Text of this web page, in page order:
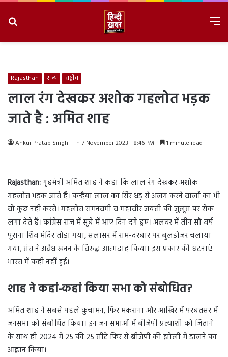
Rajasthan राज्य राष्ट्रीय
लाल रंग देखकर अशोक गहलोत भड़क
जाते है : अमित शाह
Ankur Pratap Singh 7 November 2023 - 8:46 PM 1 minute read
Rajasthan:गृहमंत्री अमित शाह ने कहा कि लाल रंग देखकर अशोक
गहलोत भड़क जाते हैं। कन्हैया लाल का सिर धड़ से अलग करने वालों का भी
वो कुछ नहीं करते। गहलोत रामनवमी व महावीर जयंती की जुलूस पर रोक
लगा देते हैं। कांग्रेस राज में सूबे में आए दिन दंगे हुए। अलवर में तीन सौ वर्ष
पुराना शिव मंदिर तोड़ा गया, सलासर में राम-दरबार पर बुलडोजर चलाया
गया, संत ने अवैध खनन के विरुद्ध आत्मदाह किया। इस प्रकार की घटनाएं
भारत में कहीं नहीं हुई।
शाह ने कहां-कहां किया सभा को संबोधित?
अमित शाह ने सबसे पहले कुचामन, फिर मकराना और आखिर में परबतसर में
जनसभा को संबोधित किया। इन जन सभाओं में बीजेपी प्रत्याशी को जिताने
के साथ ही 2024 में 25 की 25 सीटें फिर से बीजेपी की झोली में डालने का
आह्वान किया।